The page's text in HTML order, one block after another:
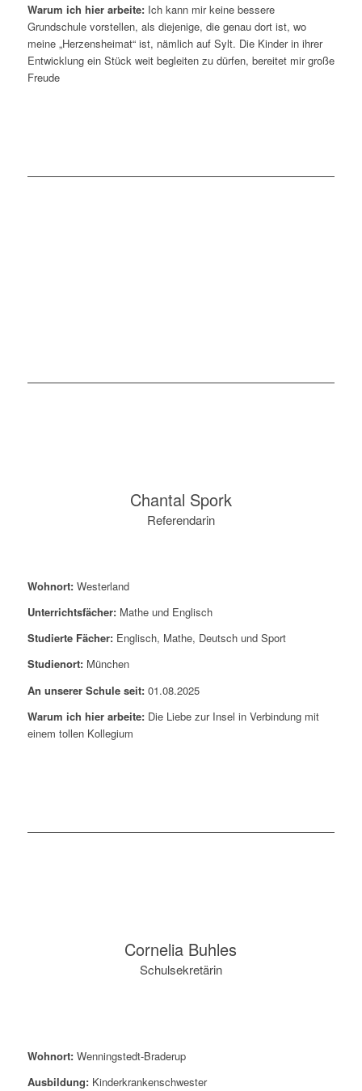
Warum ich hier arbeite: Ich kann mir keine bessere
Grundschule vorstellen, als diejenige, die genau dort ist, wo
meine „Herzensheimat“ ist, nämlich auf Sylt. Die Kinder in ihrer
Entwicklung ein Stück weit begleiten zu dürfen, bereitet mir große
Freude
Chantal Spork
Referendarin
Wohnort: Westerland
Unterrichtsfächer: Mathe und Englisch
Studierte Fächer: Englisch, Mathe, Deutsch und Sport
Studienort: München
An unserer Schule seit: 01.08.2025
Warum ich hier arbeite:Die Liebe zur Insel in Verbindung mit
einem tollen Kollegium
Cornelia Buhles
Schulsekretärin
Wohnort: Wenningstedt-Braderup
Ausbildung: Kinderkrankenschwester